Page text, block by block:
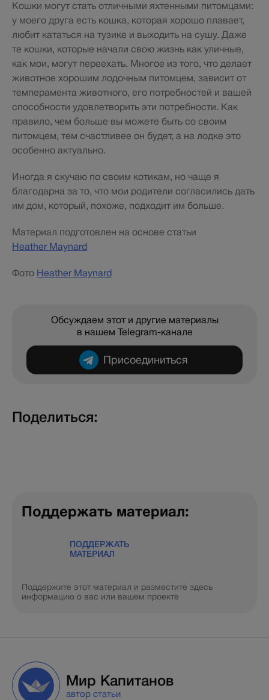
Кошки могут стать отличными яхтенными питомцами:
у моего друга есть кошка, которая хорошо плавает,
любит кататься на тузике и выходить на сушу. Даже
те кошки, которые начали свою жизнь как уличные,
как мои, могут переехать. Многое из того, что делает
животное хорошим лодочным питомцем, зависит от
темперамента животного, его потребностей и вашей
способности удовлетворить эти потребности. Как
правило, чем больше вы можете быть со своим
питомцем, тем счастливее он будет, а на лодке это
особенно актуально.
Иногда я скучаю по своим котикам, но чаще я
благодарна за то, что мои родители согласились дать
им дом, который, похоже, подходит им больше.
Материал подготовлен на основе статьи
Heather Maynard
Фото Heather Maynard
Обсуждаем этот и другие материалы
в нашем Telegram-канале
Присоединиться
Поделиться:
Поддержать материал:
ПОДДЕРЖАТЬ
МАТЕРИАЛ
Поддержите этот материал и разместите здесь
информацию о вас или вашем проекте
Мир Капитанов
автор статьи